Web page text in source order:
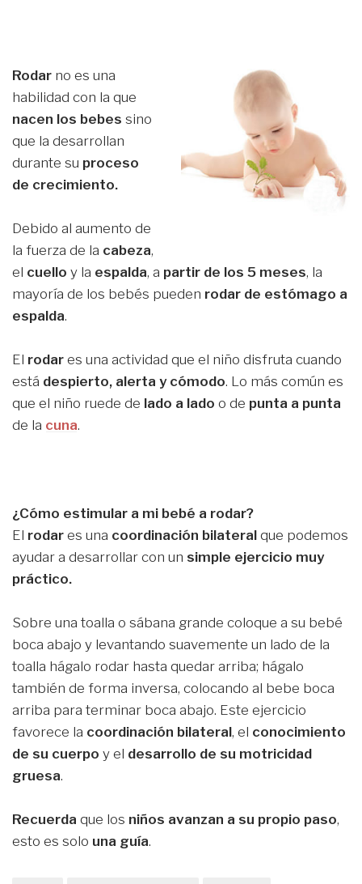
Rodar no es una
habilidad con la que
nacen los bebes sino
que la desarrollan
durante su proceso
de crecimiento.
Debido al aumento de
la fuerza de la cabeza,
el cuello y la espalda, a partir de los 5 meses, la
mayoría de los bebés pueden rodar de estómago a
espalda.
El rodar es una actividad que el niño disfruta cuando
está despierto, alerta y cómodo. Lo más común es
que el niño ruede de lado a lado o de punta a punta
de la cuna.
¿Cómo estimular a mi bebé a rodar?
El rodar es una coordinación bilateral que podemos
ayudar a desarrollar con un simple ejercicio muy
práctico.
Sobre una toalla o sábana grande coloque a su bebé
boca abajo y levantando suavemente un lado de la
toalla hágalo rodar hasta quedar arriba; hágalo
también de forma inversa, colocando al bebe boca
arriba para terminar boca abajo. Este ejercicio
favorece la coordinación bilateral, el conocimiento
de su cuerpo y el desarrollo de su motricidad
gruesa.
Recuerda que los niños avanzan a su propio paso,
esto es solo una guía.